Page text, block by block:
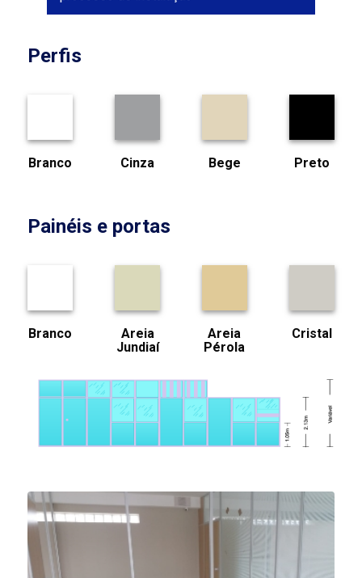
Perfis
Branco Cinza Bege Preto
Painéis e portas
Branco
Areia
Jundiaí
Areia
Pérola
Cristal